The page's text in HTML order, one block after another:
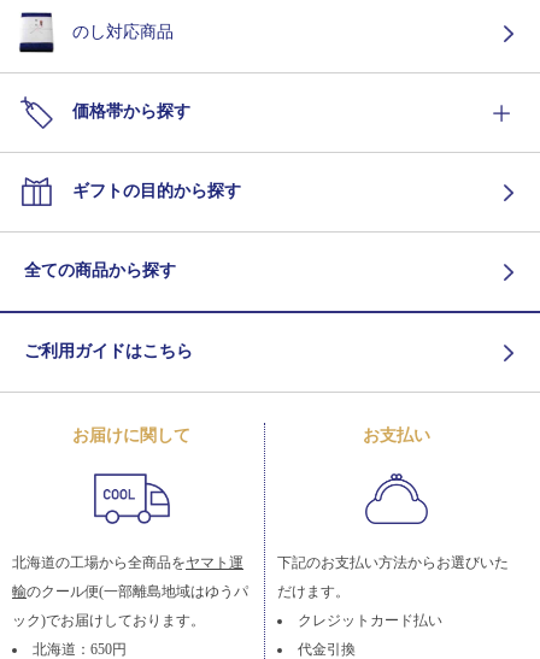
のし対応商品
価格帯から探す
ギフトの目的から探す
全ての商品から探す
ご利用ガイドはこちら
お届けに関して
北海道の工場から全商品をヤマト運
輸のクール便(一部離島地域はゆうパ
ック)でお届けしております。
北海道：650円
お支払い
下記のお支払い方法からお選びいた
だけます。
クレジットカード払い
代金引換